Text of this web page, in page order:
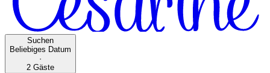
Suchen
Beliebiges Datum
·
2 Gäste